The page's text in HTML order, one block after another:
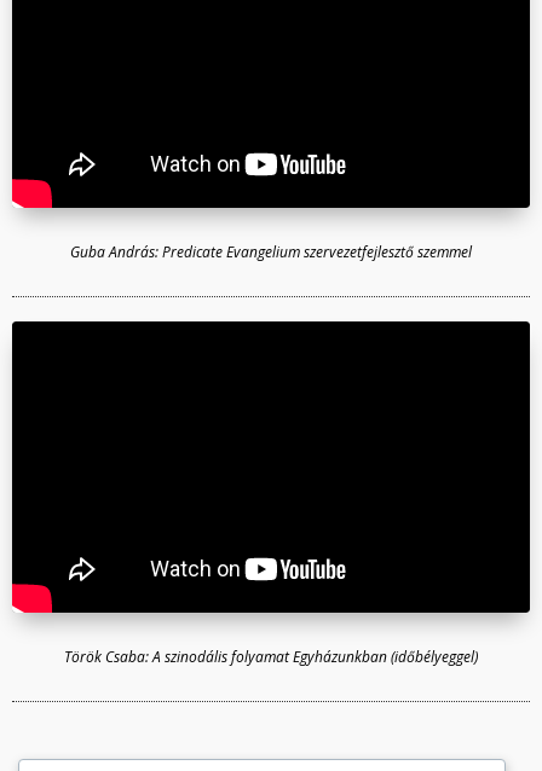
Guba András: Predicate Evangelium szervezetfejlesztő szemmel
Török Csaba: A szinodális folyamat Egyházunkban (időbélyeggel)